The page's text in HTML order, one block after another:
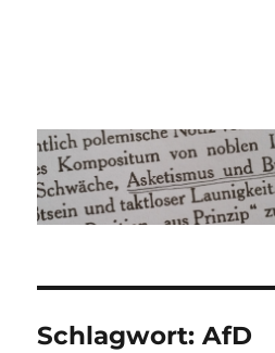
Asketismus und
Schlagwort:AfD